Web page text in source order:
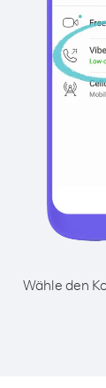
Wähle den